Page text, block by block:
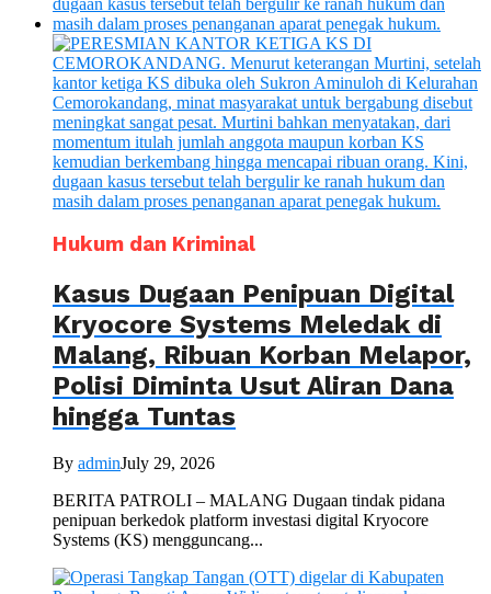
Hukum dan Kriminal
Kasus Dugaan Penipuan Digital
Kryocore Systems Meledak di
Malang, Ribuan Korban Melapor,
Polisi Diminta Usut Aliran Dana
hingga Tuntas
By adminJuly 29, 2026
BERITA PATROLI – MALANG Dugaan tindak pidana
penipuan berkedok platform investasi digital Kryocore
Systems (KS) mengguncang...